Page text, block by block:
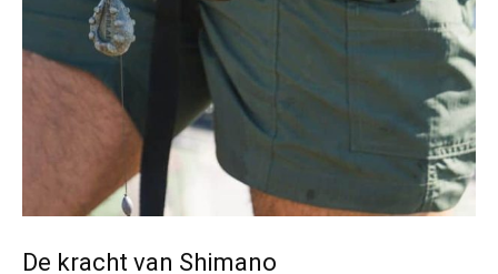
De kracht van Shimano